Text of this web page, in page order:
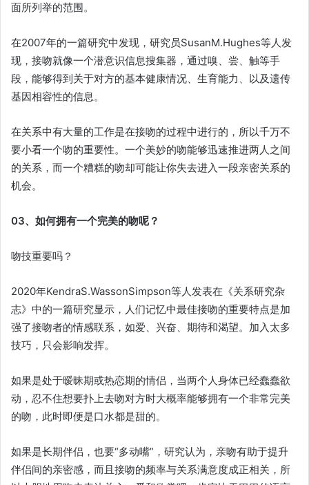
面所列举的范围。
在2007年的一篇研究中发现，研究员SusanM.Hughes等人发
现，接吻就像一个潜意识信息搜集器，通过嗅、尝、触等手
段，能够得到关于对方的基本健康情况、生育能力、以及遗传
基因相容性的信息。
在关系中有大量的工作是在接吻的过程中进行的，所以千万不
要小看一个吻的重要性。一个美妙的吻能够迅速推进两人之间
的关系，而一个糟糕的吻却可能让你失去进入一段亲密关系的
机会。
03、如何拥有一个完美的吻呢？
吻技重要吗？
2020年KendraS.WassonSimpson等人发表在《关系研究杂
志》中的一篇研究显示，人们记忆中最佳接吻的重要特点是加
强了接吻者的情感联系，如爱、兴奋、期待和渴望。加入太多
技巧，只会影响发挥。
如果是处于暧昧期或热恋期的情侣，当两个人身体已经蠢蠢欲
动，忍不住想要扑上去吻对方时大概率能够拥有一个非常完美
的吻，此时即便是口水都是甜的。
如果是长期伴侣，也要“多动嘴”，研究认为，亲吻有助于提升
伴侣间的亲密感，而且接吻的频率与关系满意度成正相关，所